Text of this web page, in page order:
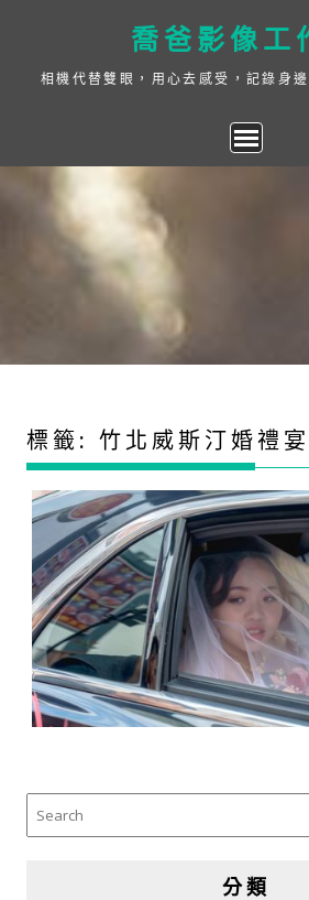
to
content
喬爸影像工
相機代替雙眼，用心去感受，記錄身
標籤:竹北威斯汀婚禮
分類